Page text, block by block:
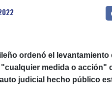
ordenó el
"cualquier medida o acción"
judicial hecho público